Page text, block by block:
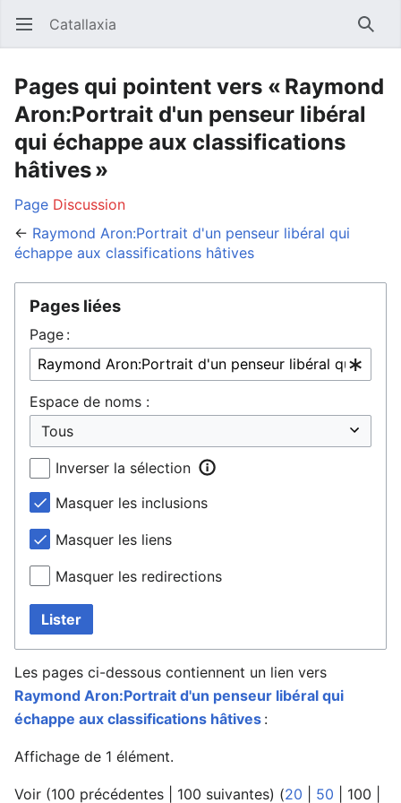
Ouvrir le menu principal Catallaxia
Pages qui pointent vers « Raymond
Aron:Portrait d'un penseur libéral
qui échappe aux classifications
hâtives »
Page Discussion
← Raymond Aron:Portrait d'un penseur libéral qui
échappe aux classifications hâtives
Pages liées
Page :
Espace de noms :
Inverser la sélection
Masquer les inclusions
Masquer les liens
Masquer les redirections
Lister
Les pages ci-dessous contiennent un lien vers
Raymond Aron:Portrait d'un penseur libéral qui
échappe aux classifications hâtives :
Affichage de 1 élément.
Voir (100 précédentes 100 suivantes) (20 50 100